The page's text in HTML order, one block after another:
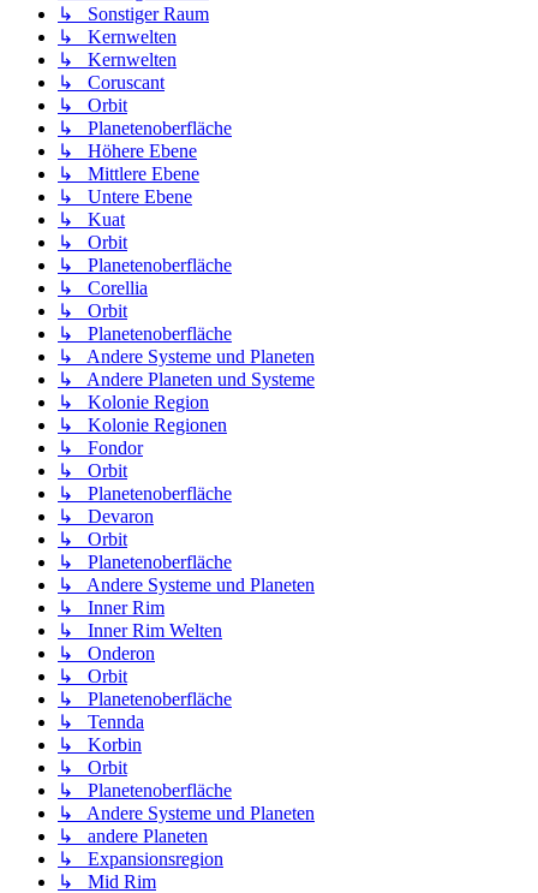
↳ Sonstiger Raum
↳ Kernwelten
↳ Kernwelten
↳ Coruscant
↳ Orbit
↳ Planetenoberfläche
↳ Höhere Ebene
↳ Mittlere Ebene
↳ Untere Ebene
↳ Kuat
↳ Orbit
↳ Planetenoberfläche
↳ Corellia
↳ Orbit
↳ Planetenoberfläche
↳ Andere Systeme und Planeten
↳ Andere Planeten und Systeme
↳ Kolonie Region
↳ Kolonie Regionen
↳ Fondor
↳ Orbit
↳ Planetenoberfläche
↳ Devaron
↳ Orbit
↳ Planetenoberfläche
↳ Andere Systeme und Planeten
↳ Inner Rim
↳ Inner Rim Welten
↳ Onderon
↳ Orbit
↳ Planetenoberfläche
↳ Tennda
↳ Korbin
↳ Orbit
↳ Planetenoberfläche
↳ Andere Systeme und Planeten
↳ andere Planeten
↳ Expansionsregion
↳ Mid Rim